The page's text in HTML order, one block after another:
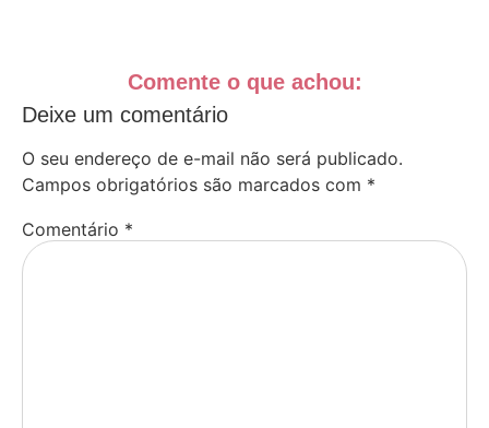
Comente o que achou:
Deixe um comentário
O seu endereço de e-mail não será publicado.
Campos obrigatórios são marcados com *
Comentário *